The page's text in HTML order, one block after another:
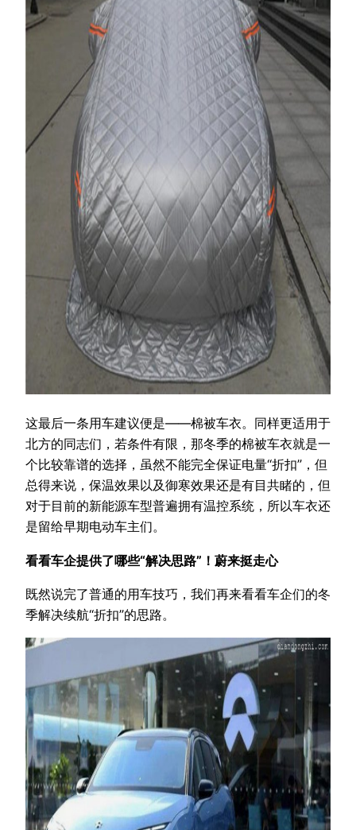
这最后一条用车建议便是——棉被车衣。同样更适用于
北方的同志们，若条件有限，那冬季的棉被车衣就是一
个比较靠谱的选择，虽然不能完全保证电量“折扣”，但
总得来说，保温效果以及御寒效果还是有目共睹的，但
对于目前的新能源车型普遍拥有温控系统，所以车衣还
是留给早期电动车主们。
看看车企提供了哪些“解决思路”！蔚来挺走心
既然说完了普通的用车技巧，我们再来看看车企们的冬
季解决续航“折扣”的思路。